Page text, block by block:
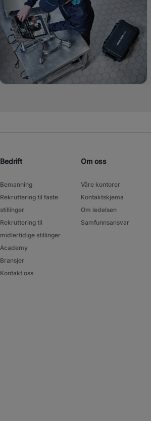
Bedrift
Bemanning
Rekruttering til faste
stillinger
Rekruttering til
midlertidige stillinger
Academy
Bransjer
Kontakt oss
Om oss
Våre kontorer
Kontaktskjema
Om ledelsen
Samfunnsansvar